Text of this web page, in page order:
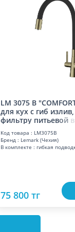
LM 3075 B
для кух с гиб
фильтру питьевой в
Код товара : LM3075B
Бренд : Lemark (Чехия)
В комплекте : гибкая
75 800 тг